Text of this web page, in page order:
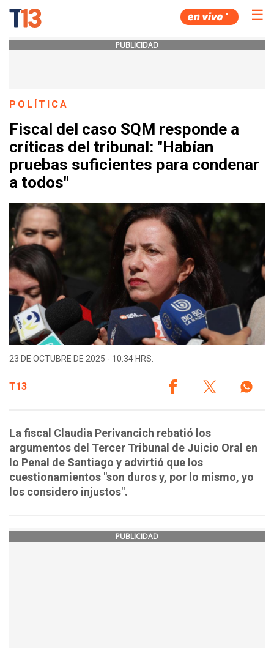
☰
PUBLICIDAD
POLÍTICA
Fiscal del caso SQM responde a
críticas del tribunal: "Habían
pruebas suficientes para condenar
a todos"
23 DE OCTUBRE DE 2025 - 10:34 HRS.
T13
La fiscal Claudia Perivancich rebatió los
argumentos del Tercer Tribunal de Juicio Oral en
lo Penal de Santiago y advirtió que los
cuestionamientos "son duros y, por lo mismo, yo
los considero injustos".
PUBLICIDAD